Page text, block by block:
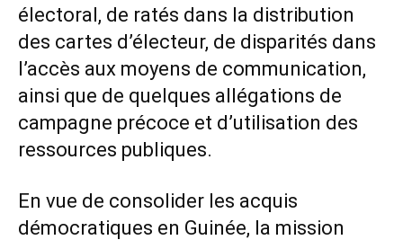
électoral, de ratés dans la distribution
des cartes d’électeur, de disparités dans
l’accès aux moyens de communication,
ainsi que de quelques allégations de
campagne précoce et d’utilisation des
ressources publiques.
En vue de consolider les acquis
démocratiques en Guinée, la mission